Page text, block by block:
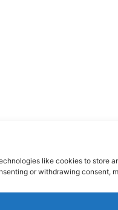
like cookies to store
or withdrawing consent,